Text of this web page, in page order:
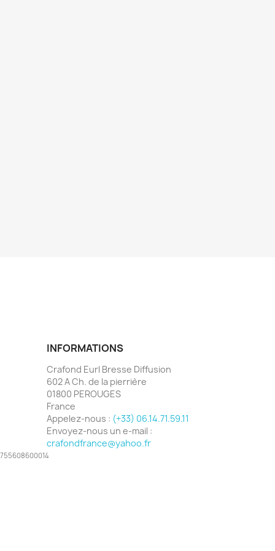
INFORMATIONS
Crafond Eurl Bresse Diffusion
602 A Ch. de la pierrière
01800 PEROUGES
France
Appelez-nous : (+33) 06.14.71.59.11
Envoyez-nous un e-mail :
crafondfrance@yahoo.fr